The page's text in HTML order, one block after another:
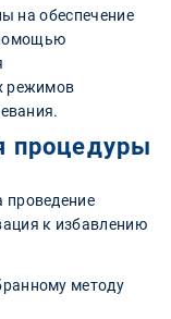
на обеспечение
помощью
режимов
процедуры
проведение
к избавлению
методу